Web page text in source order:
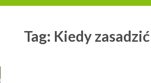
Tag: Kiedy